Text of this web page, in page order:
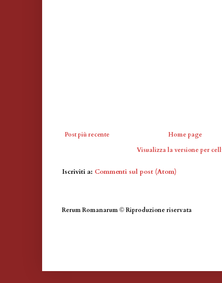
Post più recente
Home page
Visualizza la versione per
Iscriviti a: Commenti sul post (Atom)
Rerum Romanarum © Riproduzione riservata